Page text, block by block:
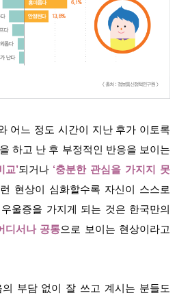
어느 정도 시간이 지난 후가 이토록
하고 난 후 부정적인 반응을 보이는
교’되거나 ‘충분한 관심을 가지지 못
현상이 심화할수록 자신이 스스로
울증을 가지게 되는 것은 한국만의
디서나 공통으로 보이는 현상이라고
부담 없이 잘 쓰고 계시는 분들도